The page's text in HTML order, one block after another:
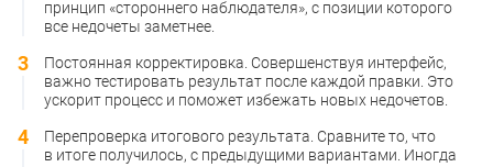
принцип «стороннего наблюдателя», с позиции которого
все недочеты заметнее.
Постоянная корректировка. Совершенствуя интерфейс,
важно тестировать результат после каждой правки. Это
ускорит процесс и поможет избежать новых недочетов.
Перепроверка итогового результата. Сравните то, что
в итоге получилось, с предыдущими вариантами. Иногда